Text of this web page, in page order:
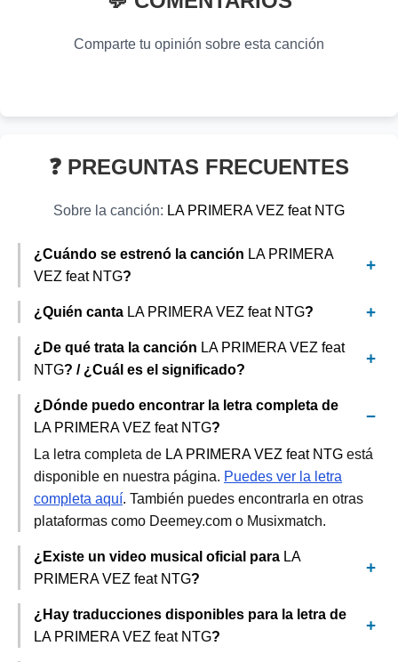
👁️ 997 vistas
👁️ 917 vistasComparte tu opinión sobre esta canción
❓ PREGUNTAS FRECUENTES
Sobre la canción: LA PRIMERA VEZ feat NTG
¿Cuándo se estrenó la canción LA PRIMERA
VEZ feat NTG?
¿Quién canta LA PRIMERA VEZ feat NTG?
¿De qué trata la canción LA PRIMERA VEZ feat
NTG? / ¿Cuál es el significado?
¿Dónde puedo encontrar la letra completa de
LA PRIMERA VEZ feat NTG?
La letra completa de LA PRIMERA VEZ feat NTG está
disponible en nuestra página. Puedes ver la letra
completa aquí. También puedes encontrarla en otras
plataformas como Deemey.com o Musixmatch.
¿Existe un video musical oficial para LA
PRIMERA VEZ feat NTG?
¿Hay traducciones disponibles para la letra de
LA PRIMERA VEZ feat NTG?